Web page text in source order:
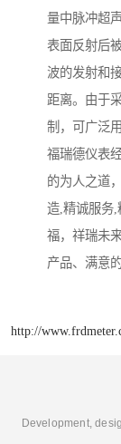
量中脉冲超
表面反射后
波的发射和
距离。由于
制，可广泛
福瑞德仪表
的为人之道
造,精诚服务,
福，祥瑞未
产品、满意
http://
Development,